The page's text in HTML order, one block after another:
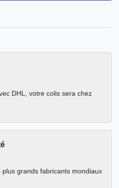
DHL, votre colis sera chez
grands fabricants mondiaux